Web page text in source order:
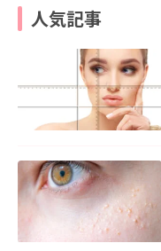
人気記事